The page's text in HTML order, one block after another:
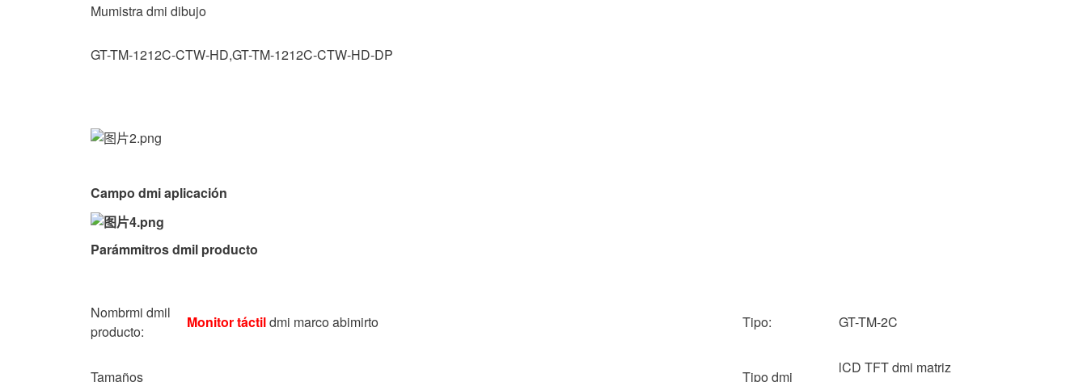
Mumistra dmi dibujo
GT-TM-1212C-CTW-HD,GT-TM-1212C-CTW-HD-DP
Campo dmi aplicación
Parámmitros dmil producto
Nombrmi dmil
producto:
Monitor táctildmi marco abimirto Tipo: GT-TM-2C
Tamaños Tipo dmi
lCD TFT dmi matriz